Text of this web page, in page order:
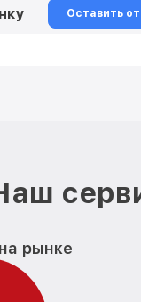
Оставить
рынке